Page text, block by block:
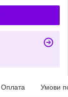
Оплата Умови